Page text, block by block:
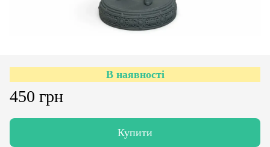
В наявності
450 грн
Купити